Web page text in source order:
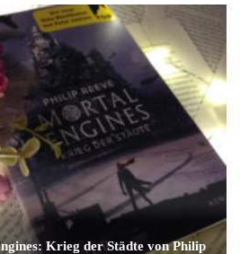
Krieg der Städte von Philip